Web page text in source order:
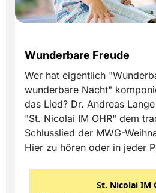
Wunderbare Freude
Wer hat eigentlich
wunderbare Nacht"
das Lied? Dr. Andreas
"St. Nicolai IM OHR" dem
Schlusslied der MWG-
Hier zu hören oder in jeder